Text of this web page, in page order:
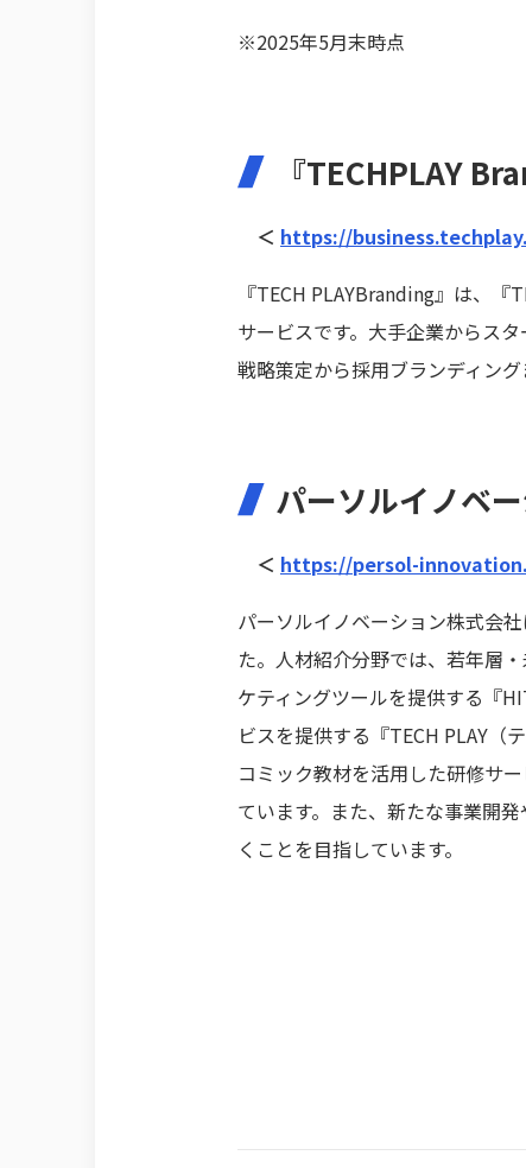
※2025年5月末時点
『TECHPLAY
＜ https://
『TECH PLAYBranding』は、
サービスです。大手企業からス
戦略策定から採用ブランディン
パーソルイノベ
＜ https://persol-
パーソルイノベーション株式会
た。人材紹介分野では、若年層
ケティングツールを提供する『
ビスを提供する『TECH PLAY（
コミック教材を活用した研修サ
ています。また、新たな事業開
くことを目指しています。